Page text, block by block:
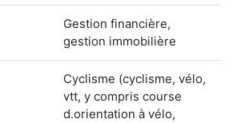
Gestion financière,
gestion immobilière
Cyclisme (cyclisme, vélo,
vtt, y compris course
d.orientation à vélo,